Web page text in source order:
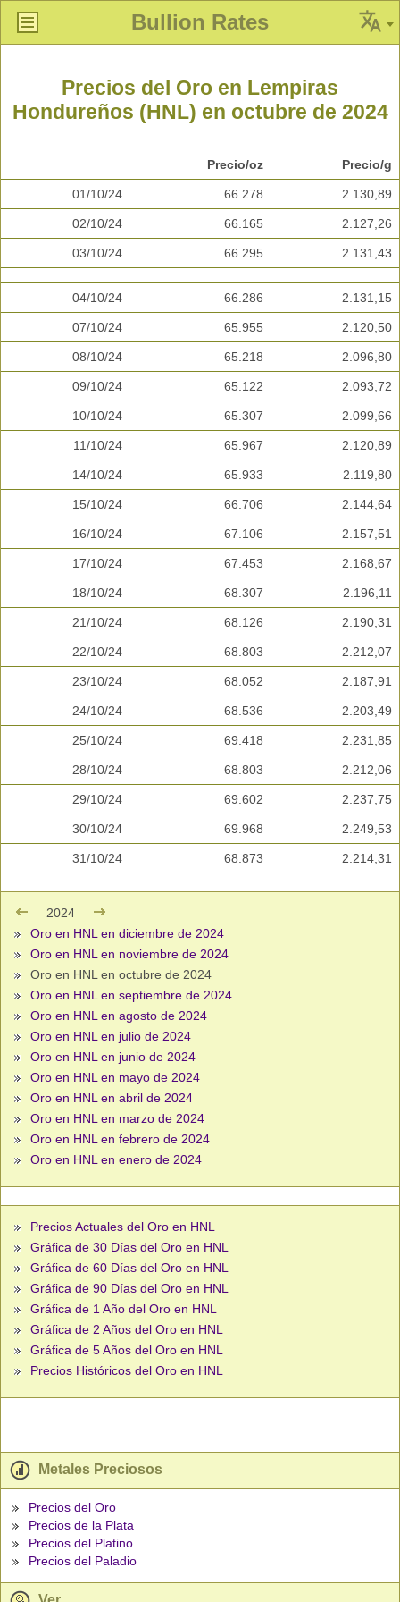
Bullion Rates
Precios del Oro en Lempiras
Hondureños (HNL) en octubre de 2024
Precio/oz Precio/g
01/10/24 66.278 2.130,89
02/10/24 66.165 2.127,26
03/10/24 66.295 2.131,43
04/10/24 66.286 2.131,15
07/10/24 65.955 2.120,50
08/10/24 65.218 2.096,80
09/10/24 65.122 2.093,72
10/10/24 65.307 2.099,66
11/10/24 65.967 2.120,89
14/10/24 65.933 2.119,80
15/10/24 66.706 2.144,64
16/10/24 67.106 2.157,51
17/10/24 67.453 2.168,67
18/10/24 68.307 2.196,11
21/10/24 68.126 2.190,31
22/10/24 68.803 2.212,07
23/10/24 68.052 2.187,91
24/10/24 68.536 2.203,49
25/10/24 69.418 2.231,85
28/10/24 68.803 2.212,06
29/10/24 69.602 2.237,75
30/10/24 69.968 2.249,53
31/10/24 68.873 2.214,31
2024
Oro en HNL en diciembre de 2024
Oro en HNL en noviembre de 2024
Oro en HNL en octubre de 2024
Oro en HNL en septiembre de 2024
Oro en HNL en agosto de 2024
Oro en HNL en julio de 2024
Oro en HNL en junio de 2024
Oro en HNL en mayo de 2024
Oro en HNL en abril de 2024
Oro en HNL en marzo de 2024
Oro en HNL en febrero de 2024
Oro en HNL en enero de 2024
Precios Actuales del Oro en HNL
Gráfica de 30 Días del Oro en HNL
Gráfica de 60 Días del Oro en HNL
Gráfica de 90 Días del Oro en HNL
Gráfica de 1 Año del Oro en HNL
Gráfica de 2 Años del Oro en HNL
Gráfica de 5 Años del Oro en HNL
Precios Históricos del Oro en HNL
Metales Preciosos
Precios del Oro
Precios de la Plata
Precios del Platino
Precios del Paladio